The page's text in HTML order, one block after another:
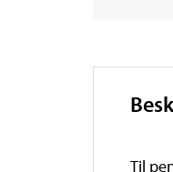
Til